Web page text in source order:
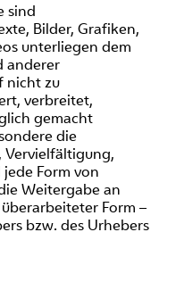
sind
Bilder, Grafiken,
unterliegen dem
anderer
nicht zu
verbreitet,
gemacht
die
Vervielfältigung,
Form von
Weitergabe an
Form –
bzw. des Urhebers